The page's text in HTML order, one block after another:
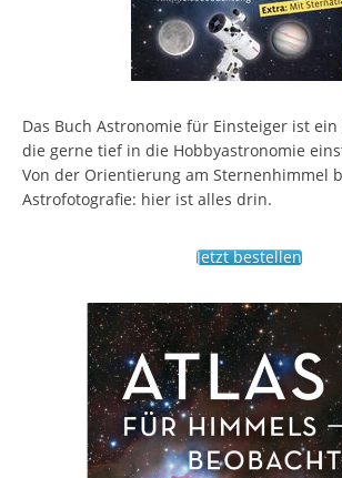
Das Buch Astronomie für Einsteiger ist
die gerne tief in die Hobbyastronomie
Von der Orientierung am Sternenhimmel
Astrofotografie: hier ist alles drin.
Jetzt bestellen